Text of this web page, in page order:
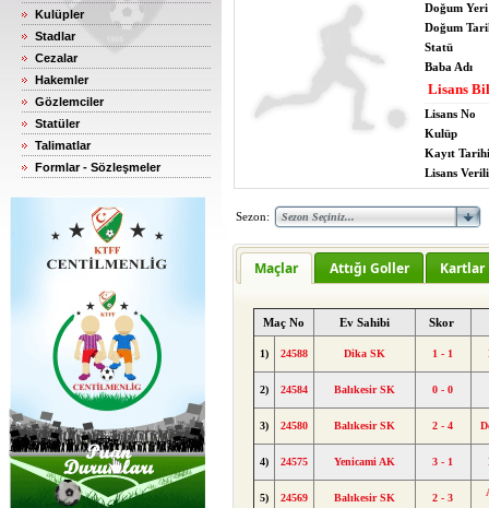
Kulüpler
Stadlar
Cezalar
Hakemler
Gözlemciler
Statüler
Talimatlar
Formlar - Sözleşmeler
Doğum Yeri
Doğum
Statü
Baba Adı
Lisans
Lisans No
Kulüp
Kayıt Tarihi
Lisans
Sezon:
Maçlar Attığı Goller Kartlar
Maç No Ev Sahibi Skor
1) 24588 Dika SK 1 - 1
2) 24584 Balıkesir SK 0 - 0
3) 24580 Balıkesir SK 2 - 4
4) 24575 Yenicami AK 3 - 1
5) 24569 Balıkesir SK 2 - 3